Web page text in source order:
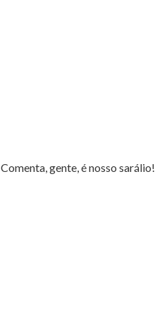
Comenta, gente, é nosso sarálio!